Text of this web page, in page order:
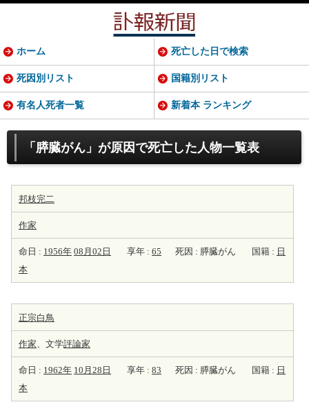
「膵臓がん」が原因で死亡した人物一覧表
邦枝完二
作家
命日 : 1956年 08月02日 享年 : 65 死因 : 膵臓がん 国籍 : 日
本
正宗白鳥
作家、文学評論家
命日 : 1962年 10月28日 享年 : 83 死因 : 膵臓がん 国籍 : 日
本
ホーム 死亡した日で検索
死因別リスト 国籍別リスト
有名人死者一覧 新着本 ランキング